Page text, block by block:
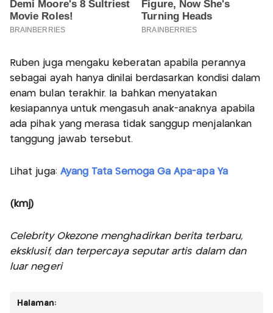
Ruben juga mengaku keberatan apabila perannya
sebagai ayah hanya dinilai berdasarkan kondisi dalam
enam bulan terakhir. Ia bahkan menyatakan
kesiapannya untuk mengasuh anak-anaknya apabila
ada pihak yang merasa tidak sanggup menjalankan
tanggung jawab tersebut.
Lihat juga: Ayang Tata Semoga Ga Apa-apa Ya
(kmj)
Celebrity Okezone menghadirkan berita terbaru,
eksklusif, dan terpercaya seputar artis dalam dan
luar negeri
Halaman: